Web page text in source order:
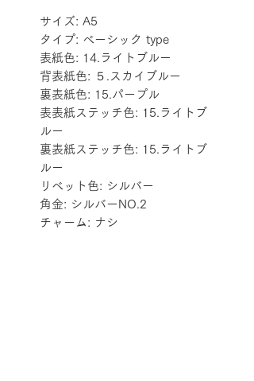
サイズ: A5
タイプ: ベーシック type
表紙色: 14.ライトブルー
背表紙色: ５.スカイブルー
裏表紙色: 15.パープル
表表紙ステッチ色: 15.ライトブ
ルー
裏表紙ステッチ色: 15.ライトブ
ルー
リベット色: シルバー
角金: シルバーNO.2
チャーム: ナシ